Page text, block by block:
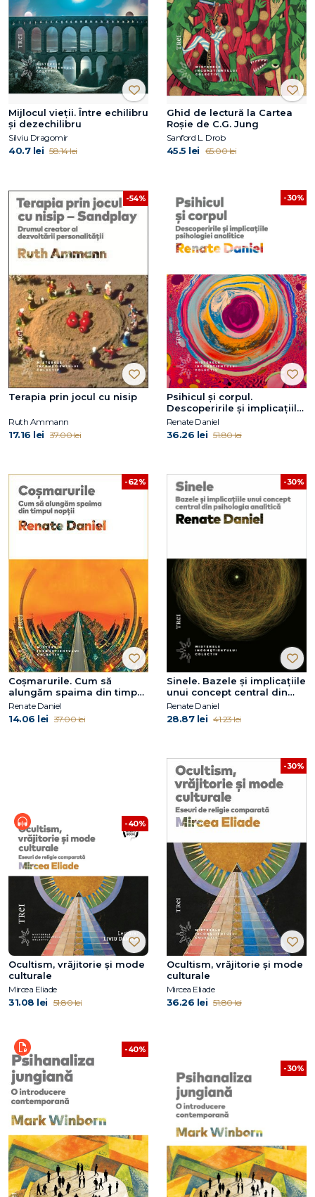
Mijlocul vieții. Între echilibru
și dezechilibru
Silviu Dragomir
40.7 lei 58.14 lei
Ghid de lectură la Cartea
Roșie de C.G. Jung
Sanford L. Drob
45.5 lei 65.00 lei
-54%
Terapia prin jocul cu nisip
Ruth Ammann
17.16 lei 37.00 lei
-30%
Psihicul și corpul.
Descoperirile și implicațiile
psihologiei analitice
Renate Daniel
36.26 lei 51.80 lei
-62%
Coșmarurile. Cum să
alungăm spaima din timpul
nopții
Renate Daniel
14.06 lei 37.00 lei
-30%
Sinele. Bazele și implicațiile
unui concept central din
psihologia analitică
Renate Daniel
28.87 lei 41.23 lei
-40%
Ocultism, vrăjitorie și mode
culturale
Mircea Eliade
31.08 lei 51.80 lei
-30%
Ocultism, vrăjitorie și mode
culturale
Mircea Eliade
36.26 lei 51.80 lei
-40%
-30%